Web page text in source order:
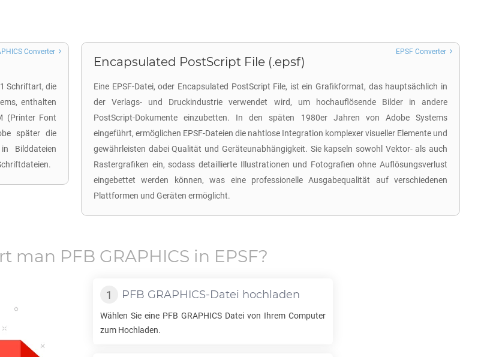
Schriftart, die
enthalten
(Printer Font
später die
Bilddateien
Converter
Encapsulated PostScript File (.epsf)
Eine EPSF-Datei, oder Encapsulated PostScript File, ist ein Grafikformat, das hauptsächlich in
der Verlags- und Druckindustrie verwendet wird, um hochauflösende Bilder in andere
PostScript-Dokumente einzubetten. In den späten 1980er Jahren von Adobe Systems
eingeführt, ermöglichen EPSF-Dateien die nahtlose Integration komplexer visueller Elemente und
gewährleisten dabei Qualität und Geräteunabhängigkeit. Sie kapseln sowohl Vektor- als auch
Rastergrafiken ein, sodass detaillierte Illustrationen und Fotografien ohne Auflösungsverlust
eingebettet werden können, was eine professionelle Ausgabequalität auf verschiedenen
Plattformen und Geräten ermöglicht.
EPSF Converter
man PFB GRAPHICS in EPSF?
PFB GRAPHICS-Datei hochladen
Wählen Sie eine PFB GRAPHICS Datei von Ihrem Computer
zum Hochladen.